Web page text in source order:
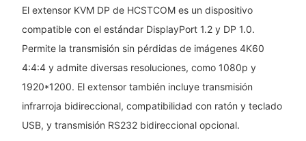
El extensor KVM DP de HCSTCOM es un dispositivo
compatible con el estándar DisplayPort 1.2 y DP 1.0.
Permite la transmisión sin pérdidas de imágenes 4K60
4:4:4 y admite diversas resoluciones, como 1080p y
1920*1200. El extensor también incluye transmisión
infrarroja bidireccional, compatibilidad con ratón y teclado
USB, y transmisión RS232 bidireccional opcional.